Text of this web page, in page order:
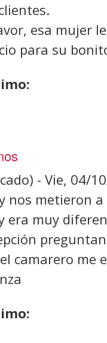
esa mujer
para su
- Vie, 04/
nos metieron
era muy
camarero me